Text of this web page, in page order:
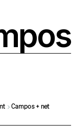
Campos + net